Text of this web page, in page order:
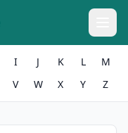
I J K L
M
V W X Y Z